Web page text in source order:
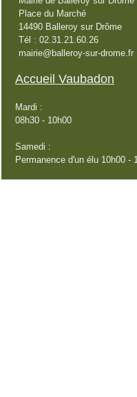
Place du Marché
14490 Balleroy sur Drôme
Tél : 02.31.21.60.26
mairie@balleroy-sur-drome.fr
Accueil Vaubadon
Mardi :
08h30 - 10h00
Samedi :
Permanence d'un élu 10h00 -